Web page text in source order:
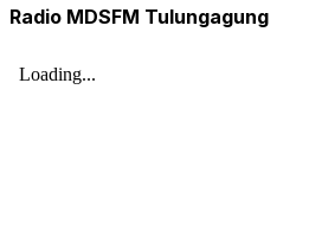
Radio MDSFM Tulungagung